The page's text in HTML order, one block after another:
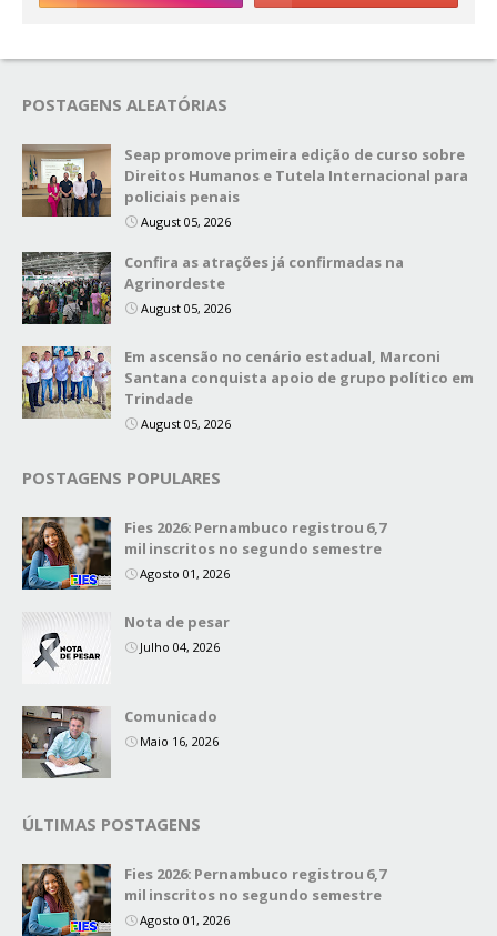
POSTAGENS ALEATÓRIAS
Seap promove primeira edição de curso sobre
Direitos Humanos e Tutela Internacional para
policiais penais
August 05, 2026
Confira as atrações já confirmadas na
Agrinordeste
August 05, 2026
Em ascensão no cenário estadual, Marconi
Santana conquista apoio de grupo político em
Trindade
August 05, 2026
POSTAGENS POPULARES
Fies 2026: Pernambuco registrou 6,7
mil inscritos no segundo semestre
Agosto 01, 2026
Nota de pesar
Julho 04, 2026
Comunicado
Maio 16, 2026
ÚLTIMAS POSTAGENS
Fies 2026: Pernambuco registrou 6,7
mil inscritos no segundo semestre
Agosto 01, 2026